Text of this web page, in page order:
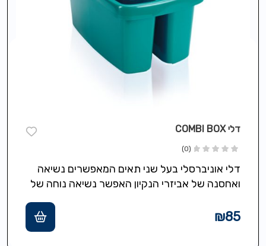
דלי COMBI BOX
(0)
דלי אוניברסלי בעל שני תאים המאפשרים נשיאה
ואחסנה של אביזרי הנקיון האפשר נשיאה נוחה של
₪85